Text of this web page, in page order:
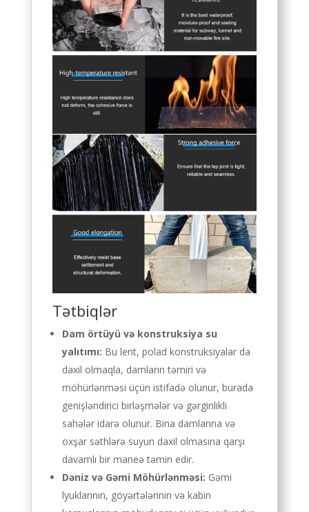
Tətbiqlər
Dam örtüyü və konstruksiya su
yalıtımı: Bu lent, polad konstruksiyalar da
daxil olmaqla, damların təmiri və
möhürlənməsi üçün istifadə olunur, burada
genişləndirici birləşmələr və gərginlikli
sahələr idarə olunur. Bina damlarına və
oxşar səthlərə suyun daxil olmasına qarşı
davamlı bir maneə təmin edir.
Dəniz və Gəmi Möhürlənməsi: Gəmi
lyuklarının, göyərtələrinin və kabin